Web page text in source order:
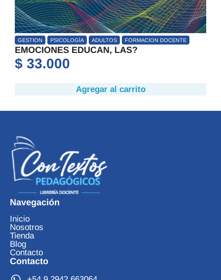
PSICOLOGÌA ADULTOS FORMACION DOCENTE
EDUCAN, LAS?
33.000
Agregar al carrito
Navegación
Inicio
Nosotros
Tienda
Blog
Contacto
Contacto